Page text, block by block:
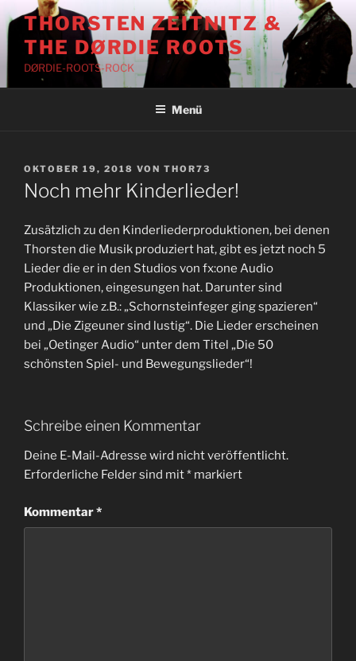
Inhalt
springen
THORSTEN ZEITNITZ &
THE DØRDIE ROOTS
DØRDIE-ROOTS-ROCK
Menü
VERÖFFENTLICHT
AM
OKTOBER 19, 2018 VON THOR73
Noch mehr Kinderlieder!
Zusätzlich zu den Kinderliederproduktionen, bei denen
Thorsten die Musik produziert hat, gibt es jetzt noch 5
Lieder die er in den Studios von fx:one Audio
Produktionen, eingesungen hat. Darunter sind
Klassiker wie z.B.: „Schornsteinfeger ging spazieren“
und „Die Zigeuner sind lustig“. Die Lieder erscheinen
bei „Oetinger Audio“ unter dem Titel „Die 50
schönsten Spiel- und Bewegungslieder“!
Schreibe einen Kommentar
Deine E-Mail-Adresse wird nicht veröffentlicht.
Erforderliche Felder sind mit* markiert
Kommentar*